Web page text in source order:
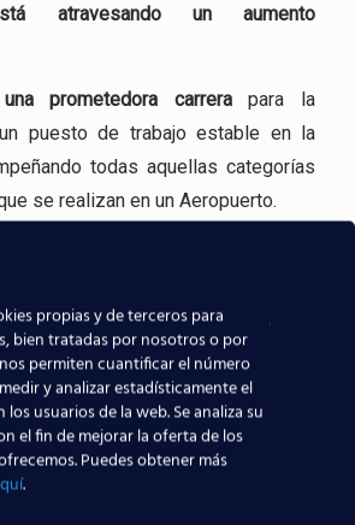
atravesando un aumento
unaprometedora carrerapara la
puesto de trabajo estable en la
todas aquellas categorías
se realizan en un Aeropuerto.
, lo que sin duda ayudará a
alumnos de nuestros centros
destaquen y consigan mejores y
reales de trabajar en el
ya trabajan en
propias y de terceros para
bien tratadas por nosotros o por
permiten cuantificar el número
y analizar estadísticamente el
los usuarios de la web. Se analiza su
el fin de mejorar la oferta de los
Puedes obtener más
.